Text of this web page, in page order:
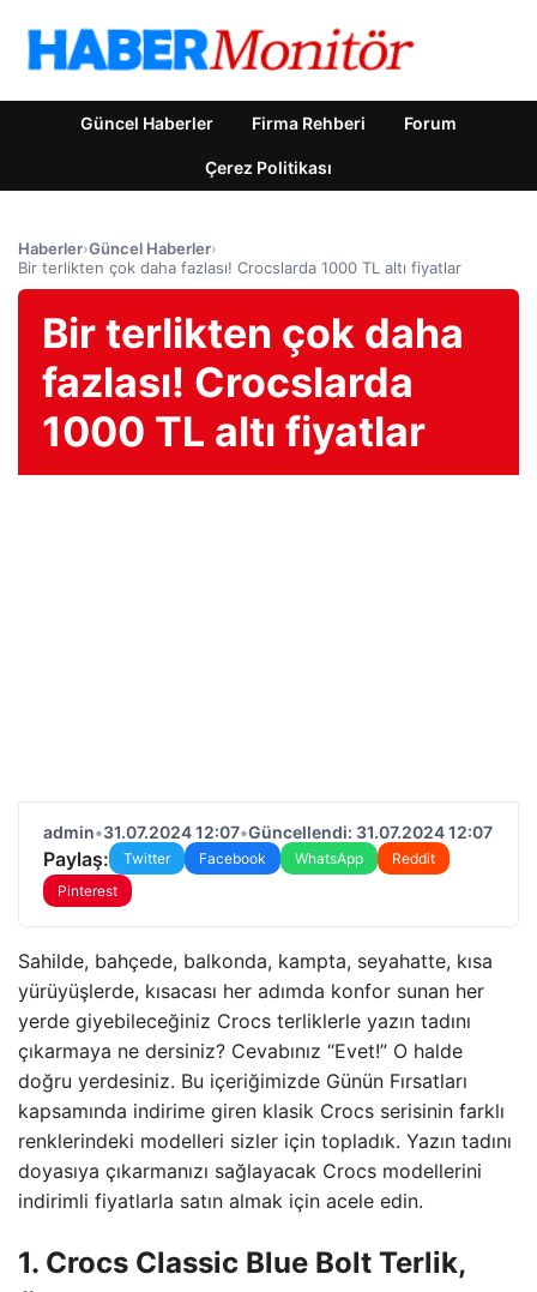
Güncel Haberler Firma Rehberi Forum
Çerez Politikası
Haberler›Güncel Haberler›
Bir terlikten çok daha fazlası! Crocslarda 1000 TL altı fiyatlar
Bir terlikten çok daha
fazlası! Crocslarda
1000 TL altı fiyatlar
admin•31.07.2024 12:07•Güncellendi: 31.07.2024 12:07
Paylaş: Twitter Facebook WhatsApp
Reddit
Pinterest
Sahilde, bahçede, balkonda, kampta, seyahatte, kısa
yürüyüşlerde, kısacası her adımda konfor sunan her
yerde giyebileceğiniz Crocs terliklerle yazın tadını
çıkarmaya ne dersiniz? Cevabınız “Evet!” O halde
doğru yerdesiniz. Bu içeriğimizde Günün Fırsatları
kapsamında indirime giren klasik Crocs serisinin farklı
renklerindeki modelleri sizler için topladık. Yazın tadını
doyasıya çıkarmanızı sağlayacak Crocs modellerini
indirimli fiyatlarla satın almak için acele edin.
1. Crocs Classic Blue Bolt Terlik,